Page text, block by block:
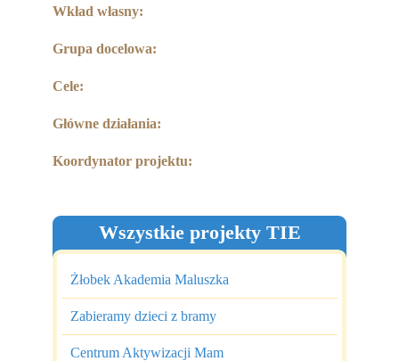
Kontakt
Rekrutacja Widzew
Zapytania ofertowe
Wkład własny:
Grupa docelowa:
Cele:
Główne działania:
Koordynator projektu:
Wszystkie projekty TIE
Żłobek Akademia Maluszka
Zabieramy dzieci z bramy
Centrum Aktywizacji Mam